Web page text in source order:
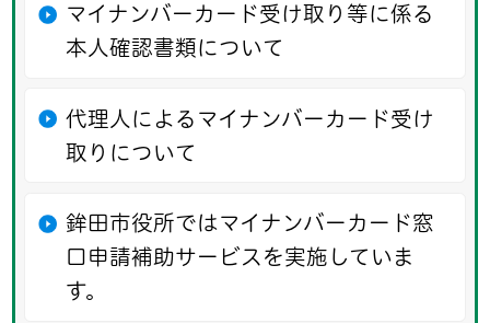
マイナンバーカード受け取り等に係る
本人確認書類について
代理人によるマイナンバーカード受け
取りについて
鉾田市役所ではマイナンバーカード窓
口申請補助サービスを実施していま
す。